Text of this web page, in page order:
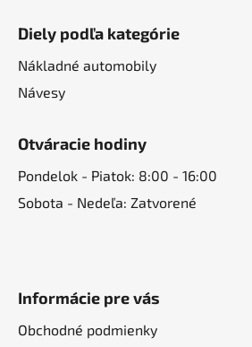
Diely podľa kategórie
Nákladné automobily
Návesy
Otváracie hodiny
Pondelok - Piatok: 8:00 - 16:00
Sobota - Nedeľa: Zatvorené
Informácie pre vás
Obchodné podmienky